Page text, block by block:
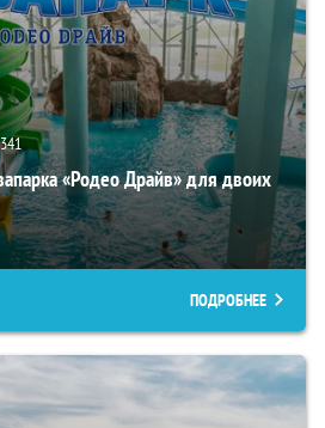
341
«Родео Драйв» для двоих
ПОДРОБНЕЕ